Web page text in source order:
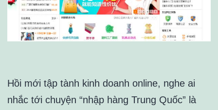
Hồi mới tập tành kinh doanh online, nghe ai
nhắc tới chuyện “nhập hàng Trung Quốc” là